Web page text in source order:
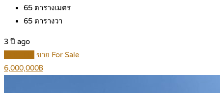
65 ตารางเมตร
65 ตารางวา
3 ปี ago
ขาย For Sale
6,000,000฿